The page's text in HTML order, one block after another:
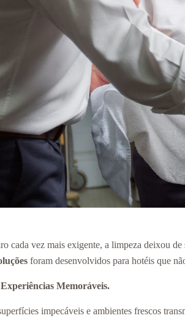
cada vez mais exigente, a limpeza deixou
foram desenvolvidos para hotéis que
Memoráveis.
impecáveis e ambientes frescos